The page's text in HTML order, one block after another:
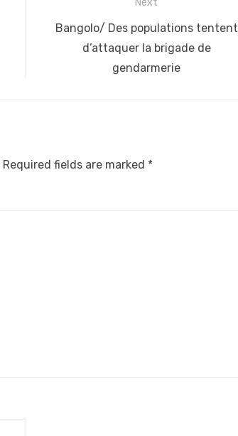
Next
Next
Bangolo/ Des populations tentent
d’attaquer la brigade de
gendarmerie
Required fields are marked *